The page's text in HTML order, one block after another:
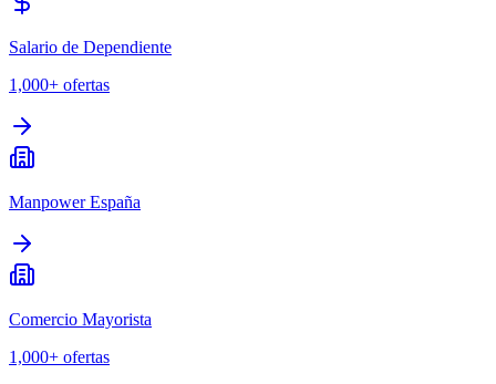
Salario de Dependiente
1,000+ ofertas
Manpower España
Comercio Mayorista
1,000+ ofertas